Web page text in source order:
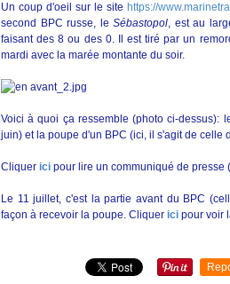
Un coup d'oeil sur le site https://
second BPC russe, le Sébastopol, est au
faisant des 8 ou des 0. Il est tiré par un
mardi avec la marée montante du soir.
Voici à quoi ça ressemble (photo ci-dessus):
juin) et la poupe d'un BPC (ici, il s'agit de celle
Cliquer ici pour lire un communiqué de presse
Le 11 juillet, c'est la partie avant du BPC
façon à recevoir la poupe. Cliquer ici pour voir